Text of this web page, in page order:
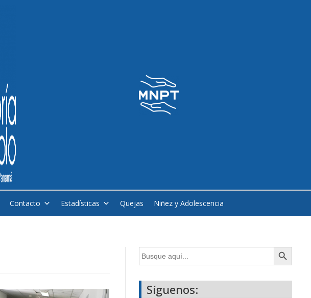
Contacto Estadísticas Quejas Niñez y Adolescencia
Buscar: Botón de búsqueda
Síguenos: